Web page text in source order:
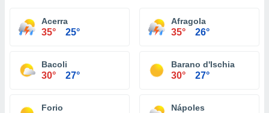
Acerra
35° 25°
Afragola
35° 26°
Bacoli
30° 27°
Barano d'Ischia
30° 27°
Forio Nápoles